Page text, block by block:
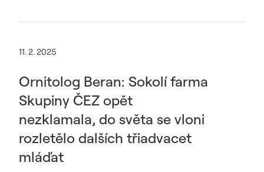
11. 2. 2025
Ornitolog Beran: Sokolí farma
Skupiny ČEZ opět
nezklamala, do světa se vloni
rozletělo dalších třiadvacet
mláďat